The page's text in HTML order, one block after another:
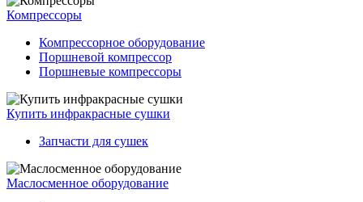
Компрессоры
Компрессорное оборудование
Поршневой компрессор
Поршневые компрессоры
Купить инфракрасные сушки
Запчасти для сушек
Маслосменное оборудование